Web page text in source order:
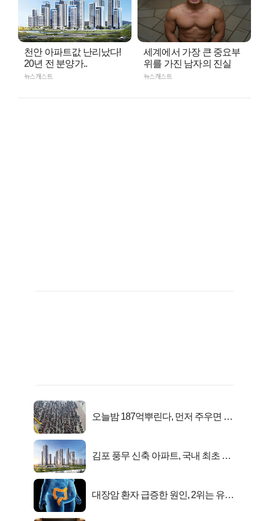
천안 아파트값 난리났다!
20년 전 분양가..
뉴스캐스트
세계에서 가장 큰 중요부
위를 가진 남자의 진실
뉴스캐스트
오늘밤 187억뿌린다, 먼저 주우면 최
김포 풍무 신축 아파트, 국내 최초 반
대장암 환자 급증한 원인, 2위는 유산